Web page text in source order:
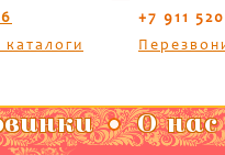
+7 911
О нас